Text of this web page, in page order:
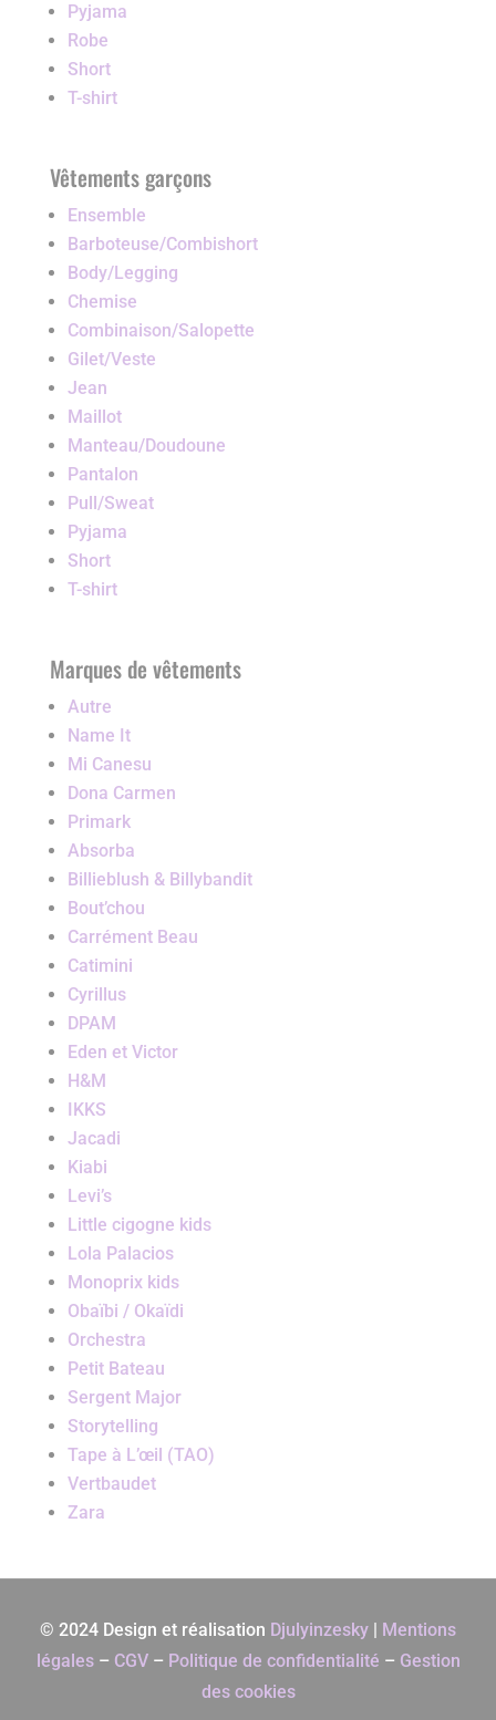
Pyjama
Robe
Short
T-shirt
Vêtements garçons
Ensemble
Barboteuse/Combishort
Body/Legging
Chemise
Combinaison/Salopette
Gilet/Veste
Jean
Maillot
Manteau/Doudoune
Pantalon
Pull/Sweat
Pyjama
Short
T-shirt
Marques de vêtements
Autre
Name It
Mi Canesu
Dona Carmen
Primark
Absorba
Billieblush & Billybandit
Bout’chou
Carrément Beau
Catimini
Cyrillus
DPAM
Eden et Victor
H&M
IKKS
Jacadi
Kiabi
Levi’s
Little cigogne kids
Lola Palacios
Monoprix kids
Obaïbi / Okaïdi
Orchestra
Petit Bateau
Sergent Major
Storytelling
Tape à L’œil (TAO)
Vertbaudet
Zara
© 2024 Design et réalisation Djulyinzesky
Mentions
légales– CGV– Politique de confidentialité – Gestion
des cookies